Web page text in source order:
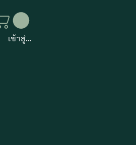
เข้าสู่ระบบ